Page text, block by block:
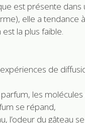
est présente
elle a tendance
la plus faible.
de
les
se répand,
l’odeur du gâteau